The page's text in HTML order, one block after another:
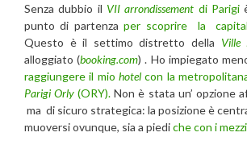
Senza dubbio il VII arrondissement di Parigi
punto di partenzaper scoprire la
Questo è il settimo distretto della Ville
alloggiato (booking.com) . Ho impiegato
raggiungere il mio hotelcon la
Parigi Orly (ORY). Non è stata un’ opzione
ma di sicuro strategica: la posizione è
muoversi ovunque, sia a piediche con i